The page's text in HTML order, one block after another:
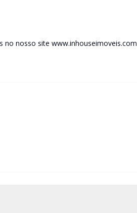
no nosso site www.inhouseimoveis.com